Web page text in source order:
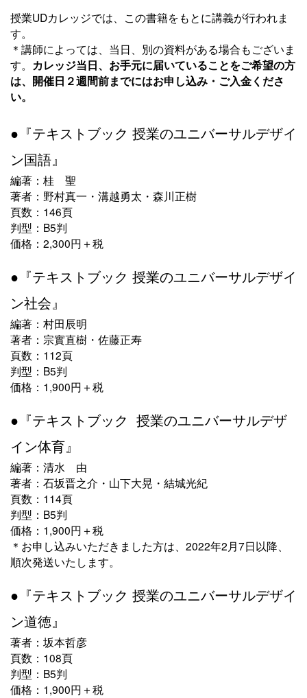
授業UDカレッジでは、この書籍をもとに講義が行われま
す。
＊講師によっては、当日、別の資料がある場合もございま
す。 カレッジ当日、お手元に届いていることをご希望の方
は、開催日２週間前までにはお申し込み・ご入金くださ
い。
●『テキストブック 授業のユニバーサルデザイ
ン国語』
編著：桂 聖
著者：野村真一・溝越勇太・森川正樹
頁数：146頁
判型：B5判
価格：2,300円＋税
●『テキストブック 授業のユニバーサルデザイ
ン社会』
編著：村田辰明
著者：宗實直樹・佐藤正寿
頁数：112頁
判型：B5判
価格：1,900円＋税
●『テキストブック 授業のユニバーサルデザ
イン体育』
編著：清水 由
著者：石坂晋之介・山下大晃・結城光紀
頁数：114頁
判型：B5判
価格：1,900円＋税
＊お申し込みいただきました方は、2022年2月7日以降、
順次発送いたします。
●『テキストブック 授業のユニバーサルデザイ
ン道徳』
著者：坂本哲彦
頁数：108頁
判型：B5判
価格：1,900円＋税